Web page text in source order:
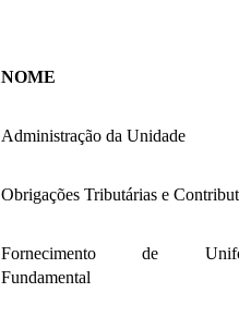
NOME
Administração da Unidade
Obrigações Tributárias e
Fornecimento de
Fundamental